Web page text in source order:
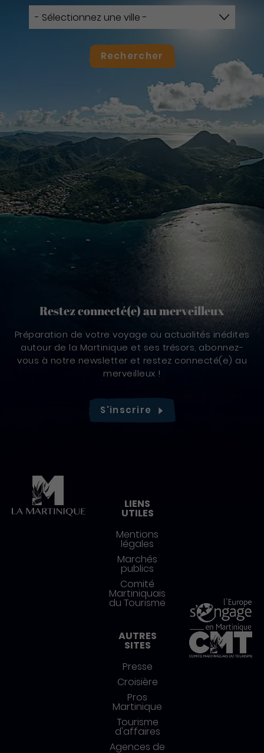
Rechercher
Restez connecté(e) au merveilleux
Préparation de votre voyage ou actualités inédites
autour de la Martinique et ses trésors, abonnez-
vous à notre newsletter et restez connecté(e) au
merveilleux !
S'inscrire
LIENS
UTILES
Mentions
légales
Marchés
publics
Comité
Martiniquais
du Tourisme
AUTRES
SITES
Presse
Croisière
Pros
Martinique
Tourisme
d'affaires
Agences de